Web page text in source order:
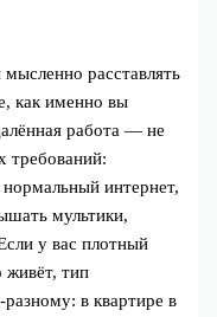
расставлять
как именно вы
работа — не
требований:
интернет,
мультики,
у вас плотный
живёт, тип
в квартире в